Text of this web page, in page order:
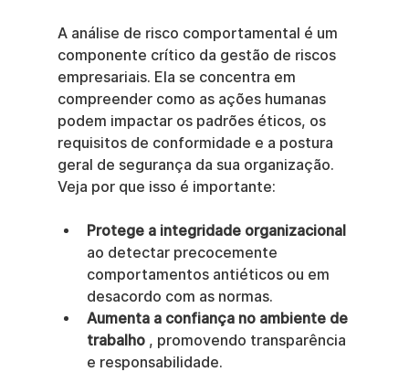
A análise de risco comportamental é um
componente crítico da gestão de riscos
empresariais. Ela se concentra em
compreender como as ações humanas
podem impactar os padrões éticos, os
requisitos de conformidade e a postura
geral de segurança da sua organização.
Veja por que isso é importante:
Protege a integridade organizacional
ao detectar precocemente
comportamentos antiéticos ou em
desacordo com as normas.
Aumenta a confiança no ambiente de
trabalho , promovendo transparência
e responsabilidade.